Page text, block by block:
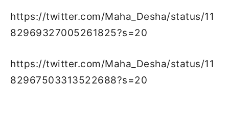
https://twitter.com/Maha_Desha/status/11
82969327005261825?s=20
https://twitter.com/Maha_Desha/status/11
82967503313522688?s=20